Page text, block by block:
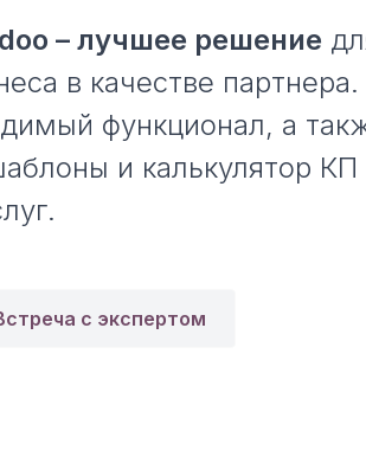
– лучшее решение
в качестве
функционал, а
и калькулятор КП
с экспертом